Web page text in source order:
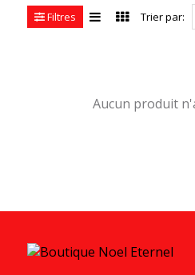
Filtres Trier par:
Aucun produit